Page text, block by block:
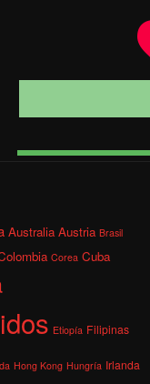
Australia Austria Brasil
Corea Cuba
Etiopía Filipinas
Hong Kong Hungría Irlanda